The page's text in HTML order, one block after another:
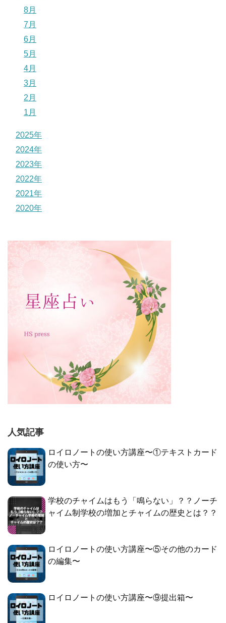
8月
7月
6月
5月
4月
3月
2月
1月
2025年
2024年
2023年
2022年
2021年
2020年
人気記事
ロイロノートの使い方講座〜①テキストカード
の使い方〜
学校のチャイムはもう「鳴らない」？？ノーチ
ャイム制学校の増加とチャイムの歴史とは？？
ロイロノートの使い方講座〜⑤その他のカード
の編集〜
ロイロノートの使い方講座〜⑨提出箱〜